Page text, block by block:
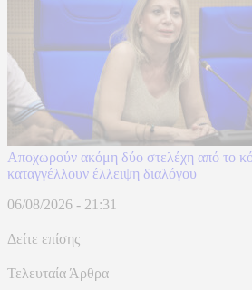
Αποχωρούν ακόμη δύο στελέχη από το
καταγγέλλουν έλλειψη διαλόγου
06/08/2026 - 21:31
Δείτε επίσης
Τελευταία Άρθρα